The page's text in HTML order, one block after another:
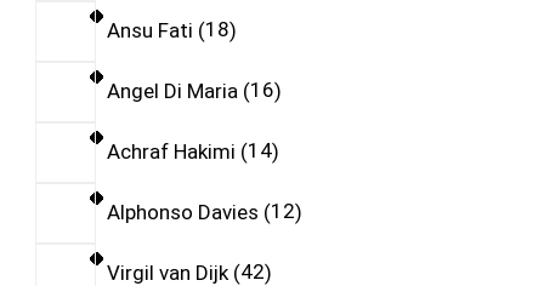
Ansu Fati 18
Angel Di Maria 16
Achraf Hakimi 14
Alphonso Davies 12
Virgil van Dijk 42